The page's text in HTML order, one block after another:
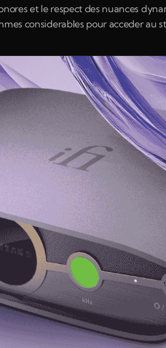
et le respect des nuances
considerables pour acceder au